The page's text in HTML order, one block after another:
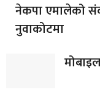
नेकपा एमालेको
नुवाकोटमा